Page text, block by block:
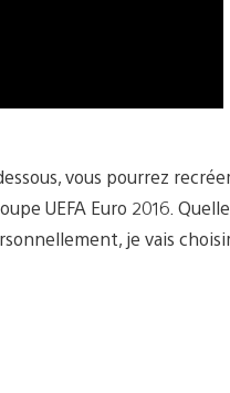
vous pourrez
UEFA Euro 2016.
je vais